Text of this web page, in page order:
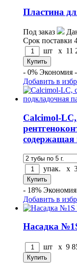
Пластина
Под заказ
Срок поставки
шт x 11
- 0% Экономия
Добавить в
Calcimol-LC,
содержащая
упак. x
- 18%
Добавить в
Насадка
шт x 9